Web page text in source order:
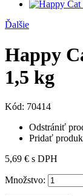
Ďalšie
Happy
1,5 kg
Kód: 70414
Odstrániť
Pridať
5,69 € s DPH
Množstvo: